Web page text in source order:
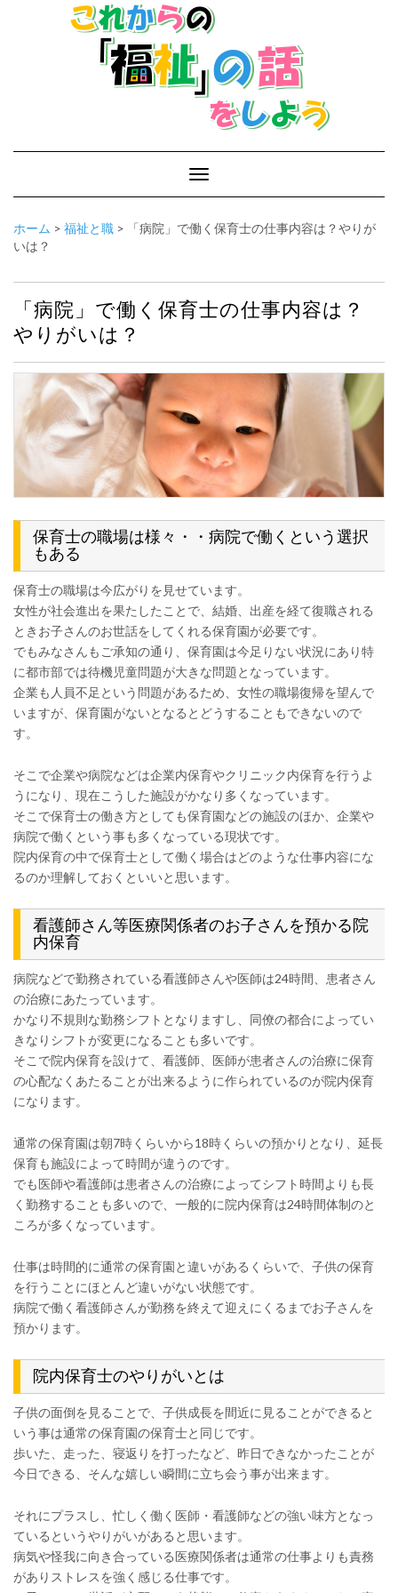
Toggle
Navigation
ホーム > 福祉と職 >
「病院」で働く保育士の仕事内容は？やりが
いは？
「病院」で働く保育士の仕事内容は？
やりがいは？
保育士の職場は様々・・病院で働くという選択
もある
保育士の職場は今広がりを見せています。
女性が社会進出を果たしたことで、結婚、出産を経て復職される
ときお子さんのお世話をしてくれる保育園が必要です。
でもみなさんもご承知の通り、保育園は今足りない状況にあり特
に都市部では待機児童問題が大きな問題となっています。
企業も人員不足という問題があるため、女性の職場復帰を望んで
いますが、保育園がないとなるとどうすることもできないので
す。
そこで企業や病院などは企業内保育やクリニック内保育を行うよ
うになり、現在こうした施設がかなり多くなっています。
そこで保育士の働き方としても保育園などの施設のほか、企業や
病院で働くという事も多くなっている現状です。
院内保育の中で保育士として働く場合はどのような仕事内容にな
るのか理解しておくといいと思います。
看護師さん等医療関係者のお子さんを預かる院
内保育
病院などで勤務されている看護師さんや医師は24時間、患者さん
の治療にあたっています。
かなり不規則な勤務シフトとなりますし、同僚の都合によってい
きなりシフトが変更になることも多いです。
そこで院内保育を設けて、看護師、医師が患者さんの治療に保育
の心配なくあたることが出来るように作られているのが院内保育
になります。
通常の保育園は朝7時くらいから18時くらいの預かりとなり、延長
保育も施設によって時間が違うのです。
でも医師や看護師は患者さんの治療によってシフト時間よりも長
く勤務することも多いので、一般的に院内保育は24時間体制のと
ころが多くなっています。
仕事は時間的に通常の保育園と違いがあるくらいで、子供の保育
を行うことにほとんど違いがない状態です。
病院で働く看護師さんが勤務を終えて迎えにくるまでお子さんを
預かります。
院内保育士のやりがいとは
子供の面倒を見ることで、子供成長を間近に見ることができると
いう事は通常の保育園の保育士と同じです。
歩いた、走った、寝返りを打ったなど、昨日できなかったことが
今日できる、そんな嬉しい瞬間に立ち会う事が出来ます。
それにプラスし、忙しく働く医師・看護師などの強い味方となっ
ているというやりがいがあると思います。
病気や怪我に向き合っている医療関係者は通常の仕事よりも責務
がありストレスを強く感じる仕事です。